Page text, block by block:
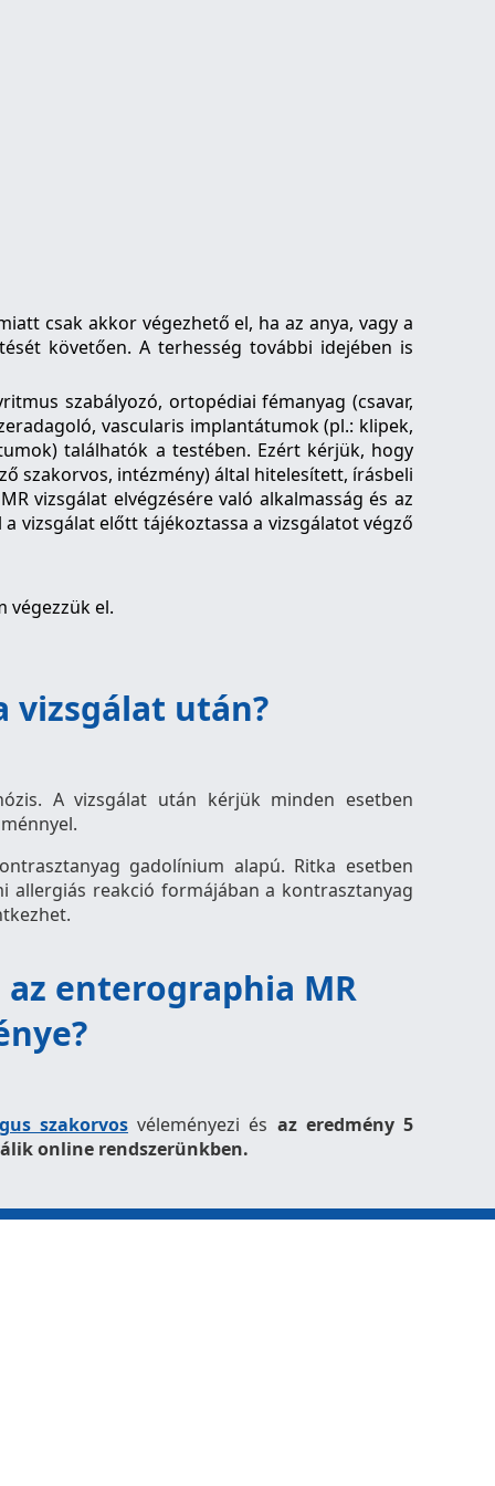
csak akkor végezhető el, ha az anya, vagy a
követően. A terhesség további idejében is
szabályozó, ortopédiai fémanyag (csavar,
vascularis implantátumok (pl.: klipek,
találhatók a testében. Ezért kérjük, hogy
szakorvos, intézmény) által hitelesített, írásbeli
vizsgálat elvégzésére való alkalmasság és az
vizsgálat előtt tájékoztassa a vizsgálatot végző
végezzük el.
vizsgálat után?
A vizsgálat után kérjük minden esetben
gadolínium alapú. Ritka esetben
allergiás reakció formájában a kontrasztanyag
enterographia MR
szakorvos véleményezi és az eredmény 5
online rendszerünkben.